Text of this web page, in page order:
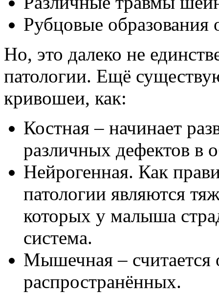
Рубцовые образования
Но, это далеко не
патологии. Ещё
кривошеи, как:
Костная – начинает
различных дефектов в
Нейрогенная. Как
патологии являются
которых у малыша
система.
Мышечная – считается
распространённых.